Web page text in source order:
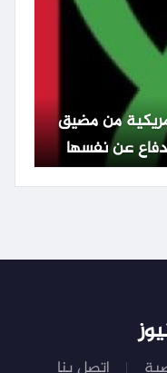
من مضيق
عن نفسها